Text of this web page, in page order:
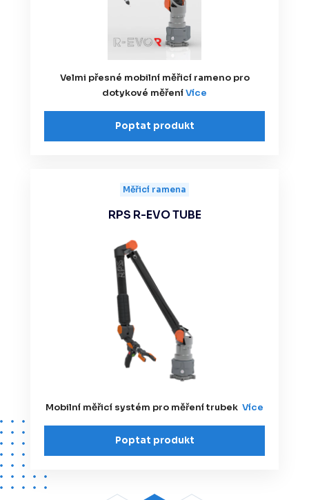
Velmi přesné mobilní měřicí rameno pro
dotykové měřeníVíce
Poptat produkt
Měřicí ramena
RPS R-EVO TUBE
Mobilní měřicí systém pro měření trubek Více
Poptat produkt